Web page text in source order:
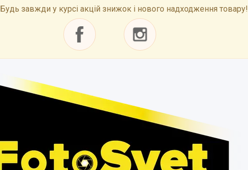
Будь завжди у курсі акцій знижок і нового надходження товару!